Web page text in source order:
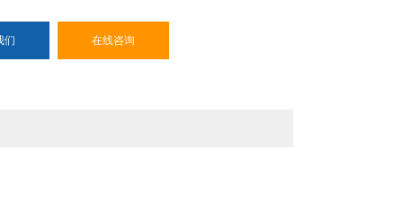
们 在线咨询